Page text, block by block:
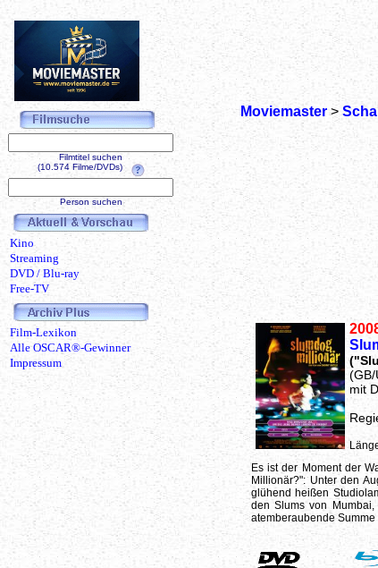
Moviemaster>
(GB/
mit
Es ist der Moment der
Millionär?": Unter den
glühend heißen
den Slums von
atemberaubende
Filmtitel suchen
(10.574 Filme/DVDs)
Person suchen
Kino
Streaming
DVD / Blu-ray
Free-TV
Film-Lexikon
Alle OSCAR®-Gewinner
Impressum